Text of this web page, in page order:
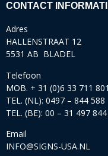
CONTACT
Adres
HALLENSTRAAT 12
5531 AB BLADEL
Telefoon
MOB. + 31 (0)6 33 711 801
TEL. (NL): 0497 – 844 588
TEL. (BE): 00 – 31 497
Email
INFO@SIGNS-USA.NL